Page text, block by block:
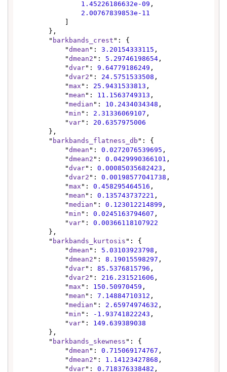
1.45226186632e-09 ,
2.00767839853e-11
        "
barkbands_crest ": {
            "
dmean ": 3.20154333115 ,
            "
dmean2 ": 5.29746198654 ,
            "
dvar": 9.64779186249 ,
            "
dvar2 ": 24.5751533508 ,
            "
max ": 25.9431533813 ,
            "
mean ": 11.1563749313 ,
            "
median ": 10.2434034348 ,
            "
min ": 2.31336069107 ,
            "
var": 20.6357975006
        "
barkbands_flatness_db ": {
            "
dmean ": 0.0272076539695 ,
            "
dmean2 ": 0.0429990366101 ,
            "
dvar": 0.00085035682423 ,
            "
dvar2 ": 0.00198577041738 ,
            "
max ": 0.458295464516 ,
            "
mean ": 0.135743737221 ,
            "
median ": 0.123012214899 ,
            "
min ": 0.0245163794607 ,
            "
var": 0.00366118107922
        "
barkbands_kurtosis ": {
            "
dmean ": 5.03103923798 ,
            "
dmean2 ": 8.19015598297 ,
            "
dvar": 85.5376815796 ,
            "
dvar2 ": 216.231521606 ,
            "
max ": 150.50970459 ,
            "
mean ": 7.14884710312 ,
            "
median ": 2.65974974632 ,
            "
min ": -1.93741822243 ,
            "
var": 149.639389038
        "
barkbands_skewness ": {
            "
dmean ": 0.715069174767 ,
            "
dmean2 ": 1.14123427868 ,
            "
dvar": 0.718376338482 ,